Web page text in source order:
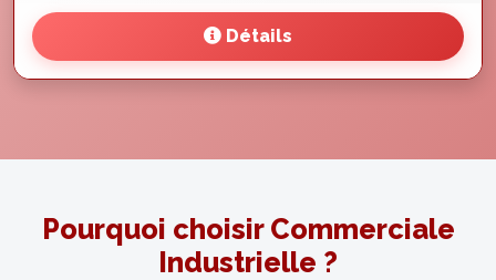
Détails
Pourquoi choisir Commerciale
Industrielle ?